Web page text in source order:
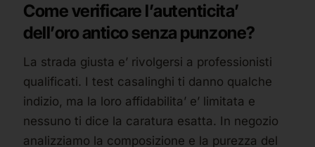
Come verificare l’autenticita’
dell’oro antico senza punzone?
La strada giusta e’ rivolgersi a professionisti
qualificati. I test casalinghi ti danno qualche
indizio, ma la loro affidabilita’ e’ limitata e
nessuno ti dice la caratura esatta. In negozio
analizziamo la composizione e la purezza del